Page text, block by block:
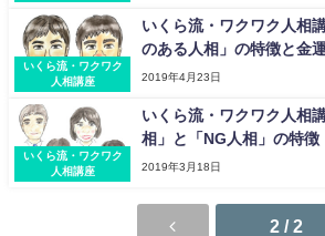
いくら流・ワクワク
人相講座
いくら流・ワクワク人相
のある人相」の特徴と金
2019年4月23日
いくら流・ワクワク
人相講座
いくら流・ワクワク人相
相」と「NG人相」の特徴
2019年3月18日
2 / 2